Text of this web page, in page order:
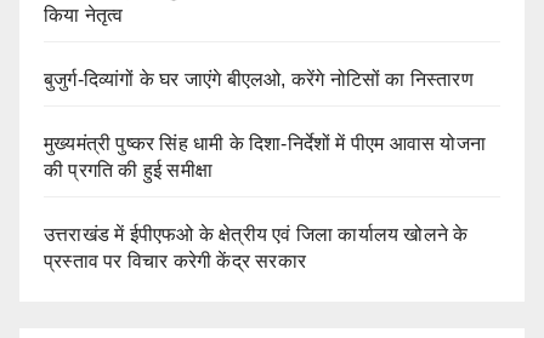
किया नेतृत्व
बुजुर्ग-दिव्यांगों के घर जाएंगे बीएलओ, करेंगे नोटिसों का निस्तारण
मुख्यमंत्री पुष्कर सिंह धामी के दिशा-निर्देशों में पीएम आवास योजना
की प्रगति की हुई समीक्षा
उत्तराखंड में ईपीएफओ के क्षेत्रीय एवं जिला कार्यालय खोलने के
प्रस्ताव पर विचार करेगी केंद्र सरकार